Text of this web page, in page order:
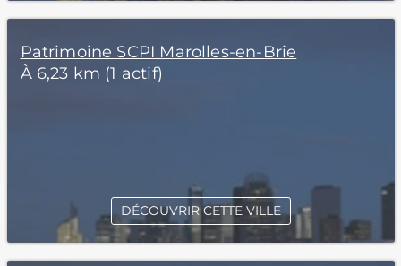
Patrimoine SCPI Marolles-en-Brie
À 6,23 km (1 actif)
DÉCOUVRIR CETTE VILLE